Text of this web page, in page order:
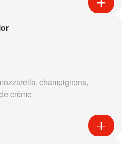
champignons,
crème